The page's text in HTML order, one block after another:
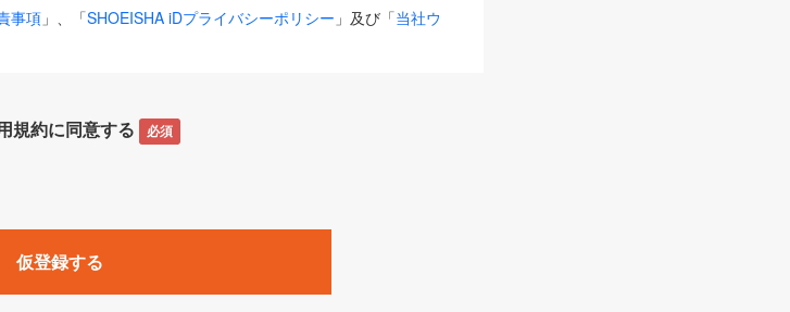
事項 」、「SHOEISHA iDプライバシーポリシー 」及び「当社ウ
す。
ービス（名称や内容が変更された場合、変更後のサービスを含
するイベントやキャンペーンをいいます。
」「EnterpriseZine」「ECzine」「Biz/Zine」「HRzine」
規約に同意する 必須
仮登録する